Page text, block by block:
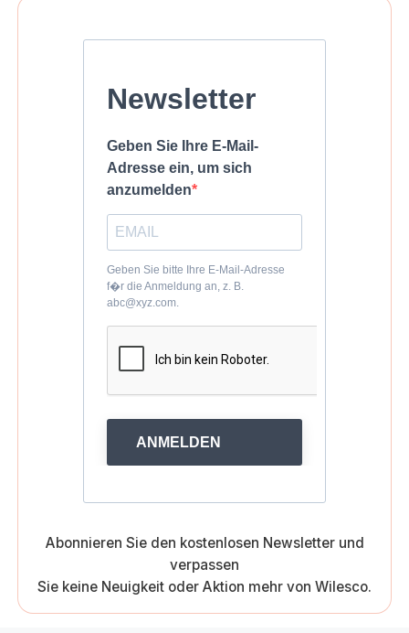
Newsletter
Geben Sie Ihre E-Mail-
Adresse ein, um sich
anzumelden
Geben Sie bitte Ihre E-Mail-Adresse
f�r die Anmeldung an, z. B.
abc@xyz.com.
ANMELDEN
Abonnieren Sie den kostenlosen Newsletter und
verpassen
Sie keine Neuigkeit oder Aktion mehr von Wilesco.